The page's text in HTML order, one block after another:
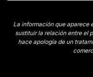
La información que aparece
sustituir la relación entre el
hace apología de un